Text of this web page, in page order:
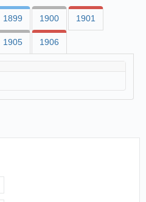
1899 1900 1901
1905 1906